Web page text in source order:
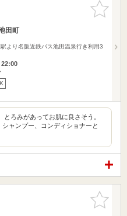
お気に入
りに追加
田町
より名阪近鉄バス池田温泉行き利用3
22:00
ろみがあってお肌に良さそう。
ャンプー、コンディショナーと
お気に入
りに追加